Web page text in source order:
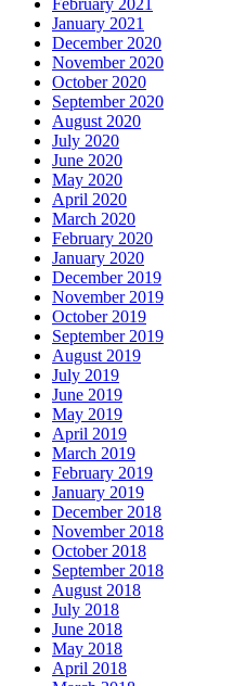
January 2021
December 2020
November 2020
October 2020
September 2020
August 2020
July 2020
June 2020
May 2020
April 2020
March 2020
February 2020
January 2020
December 2019
November 2019
October 2019
September 2019
August 2019
July 2019
June 2019
May 2019
April 2019
March 2019
February 2019
January 2019
December 2018
November 2018
October 2018
September 2018
August 2018
July 2018
June 2018
May 2018
April 2018